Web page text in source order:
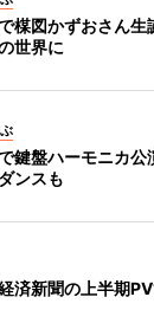
楳図かずおさん生
世界に
鍵盤ハーモニカ公
ンスも
済新聞の上半期